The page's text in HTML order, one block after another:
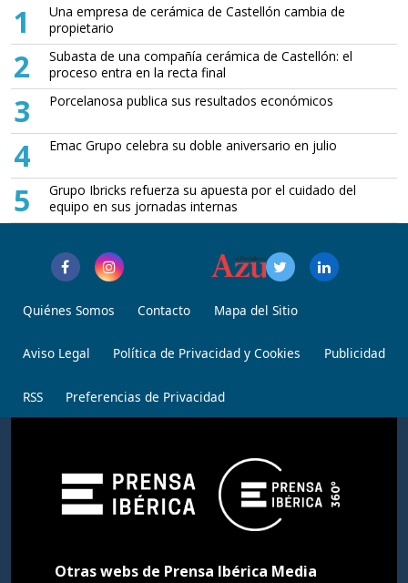
1
Una empresa de cerámica de Castellón cambia de
propietario
2
Subasta de una compañía cerámica de Castellón: el
proceso entra en la recta final
3 Porcelanosa publica sus resultados económicos
4 Emac Grupo celebra su doble aniversario en julio
5
Grupo Ibricks refuerza su apuesta por el cuidado del
equipo en sus jornadas internas
Quiénes Somos Contacto Mapa del Sitio
Aviso Legal Política de Privacidad y Cookies Publicidad
RSS Preferencias de Privacidad
Otras webs de Prensa Ibérica Media